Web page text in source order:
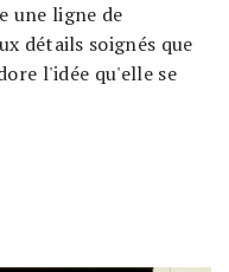
une ligne de
détails soignés que
l'idée qu'elle se